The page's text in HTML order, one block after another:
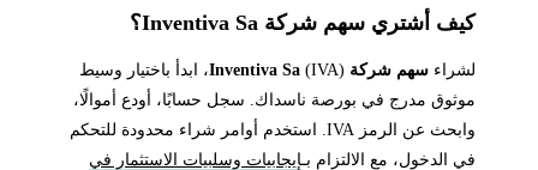
كيف أشتري سهم شركة Inventiva Sa؟
لشراء سهم شركة Inventiva Sa
(IVA)، ابدأ باختيار وسيط
موثوق مدرج في بورصة ناسداك. سجل حسابًا، أودع أموالًا،
وابحث عن الرمز IVA. استخدم أوامر شراء محدودة للتحكم
في الدخول، مع الالتزام بـإيجابيات وسلبيات الاستثمار في